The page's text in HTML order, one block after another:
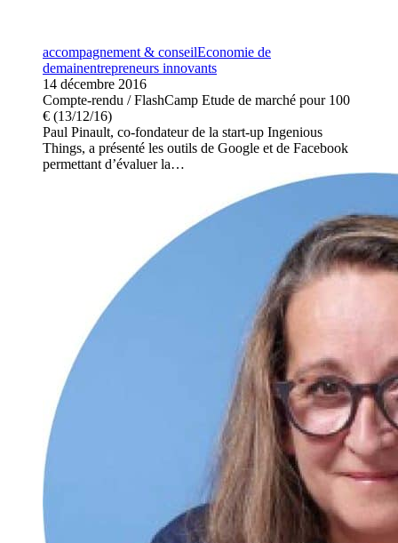
accompagnement & conseilEconomie de
demainentrepreneurs innovants
14 décembre 2016
Compte-rendu / FlashCamp Etude de marché pour 100
€ (13/12/16)
Paul Pinault, co-fondateur de la start-up Ingenious
Things, a présenté les outils de Google et de Facebook
permettant d’évaluer la…